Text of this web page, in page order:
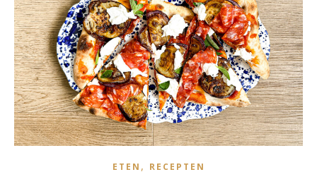
ETEN , RECEPTEN